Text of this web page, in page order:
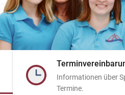
Informationen über
Termine.